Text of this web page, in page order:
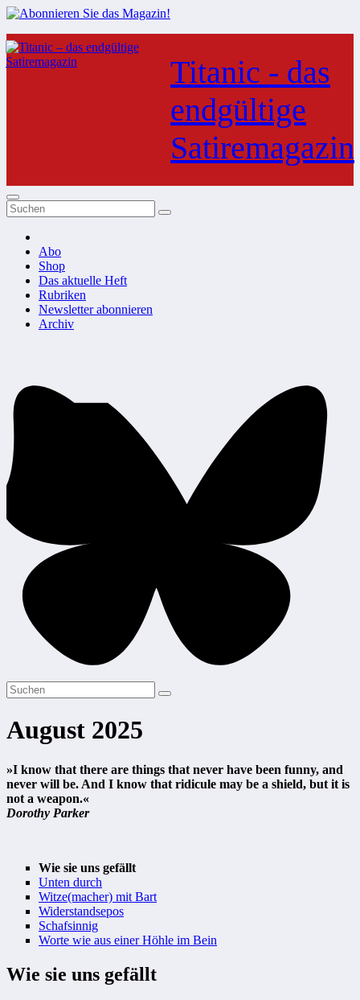
Zum
Inhalt
springen
Titanic - das
endgültige
Satiremagazin
Abo
Shop
Das aktuelle Heft
Rubriken
Newsletter abonnieren
Archiv
August 2025
»I know that there are things that never have been funny, and
never will be. And I know that ridicule may be a shield, but it is
not a weapon.«
Dorothy Parker
Wie sie uns gefällt
Unten durch
Witze(macher) mit Bart
Widerstandsepos
Schafsinnig
Worte wie aus einer Höhle im Bein
Wie sie uns gefällt